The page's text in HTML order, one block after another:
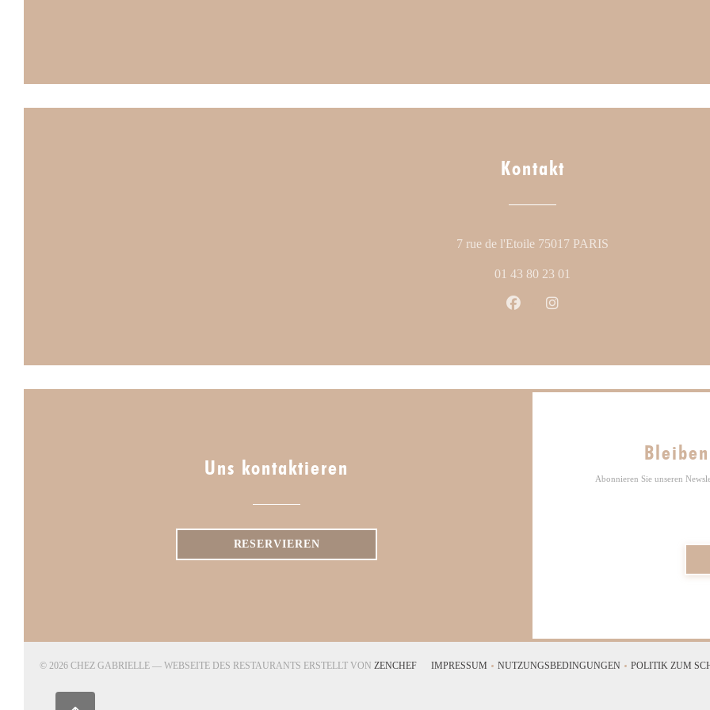
Kontakt
7 rue de l'Etoile 75017 PARIS
01 43 80 23 01
Facebook ((öffnet ein neues
Uns kontaktieren
RESERVIEREN
Abonnieren Sie unseren
© 2026 CHEZ GABRIELLE — WEBSEITE DES RESTAURANTS ERSTELLT VON ZENCHEF((ÖFFNET EIN NEUES FENSTER))
IMPRESSUM NUTZUNGSBEDINGUNGEN POLITIK ZUM